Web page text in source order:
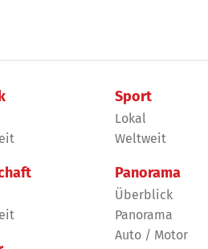
Sport
Lokal
Weltweit
Panorama
Überblick
Panorama
Auto / Motor